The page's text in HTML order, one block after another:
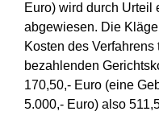
Euro) wird durch Urteil
abgewiesen. Die
Kosten des
bezahlenden
170,50,- Euro (eine
5.000,- Euro) also